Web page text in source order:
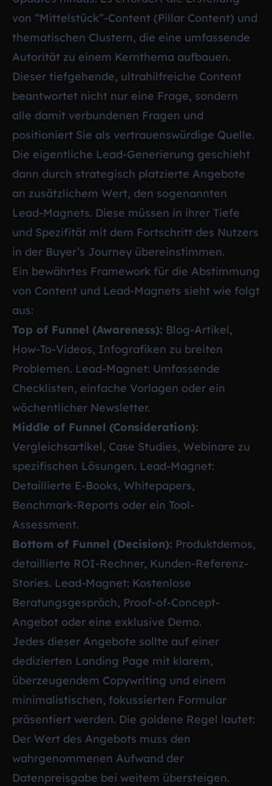
von “Mittelstück”-Content (Pillar Content) und
thematischen Clustern, die eine umfassende
Autorität zu einem Kernthema aufbauen.
Dieser tiefgehende, ultrahilfreiche Content
beantwortet nicht nur eine Frage, sondern
alle damit verbundenen Fragen und
positioniert Sie als vertrauenswürdige Quelle.
Die eigentliche Lead-Generierung geschieht
dann durch strategisch platzierte Angebote
an zusätzlichem Wert, den sogenannten
Lead-Magnets. Diese müssen in ihrer Tiefe
und Spezifität mit dem Fortschritt des Nutzers
in der Buyer’s Journey übereinstimmen.
Ein bewährtes Framework für die Abstimmung
von Content und Lead-Magnets sieht wie folgt
aus:
Top of Funnel (Awareness): Blog-Artikel,
How-To-Videos, Infografiken zu breiten
Problemen. Lead-Magnet: Umfassende
Checklisten, einfache Vorlagen oder ein
wöchentlicher Newsletter.
Middle of Funnel (Consideration):
Vergleichsartikel, Case Studies, Webinare zu
spezifischen Lösungen. Lead-Magnet:
Detaillierte E-Books, Whitepapers,
Benchmark-Reports oder ein Tool-
Assessment.
Bottom of Funnel (Decision): Produktdemos,
detaillierte ROI-Rechner, Kunden-Referenz-
Stories. Lead-Magnet: Kostenlose
Beratungsgespräch, Proof-of-Concept-
Angebot oder eine exklusive Demo.
Jedes dieser Angebote sollte auf einer
dedizierten Landing Page mit klarem,
überzeugendem Copywriting und einem
minimalistischen, fokussierten Formular
präsentiert werden. Die goldene Regel lautet:
Der Wert des Angebots muss den
wahrgenommenen Aufwand der
Datenpreisgabe bei weitem übersteigen.